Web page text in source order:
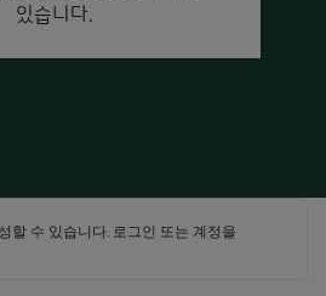
있습니다.
할 수 있습니다. 로그인 또는 계정을